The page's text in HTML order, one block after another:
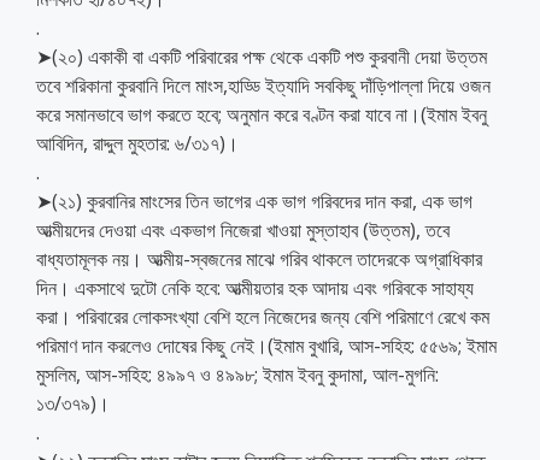
.
➤(২০) একাকী বা একটি পরিবারের পক্ষ থেকে একটি পশু কুরবানী দেয়া উত্তম
তবে শরিকানা কুরবানি দিলে মাংস,হাড্ডি ইত্যাদি সবকিছু দাঁড়িপাল্লা দিয়ে ওজন
করে সমানভাবে ভাগ করতে হবে; অনুমান করে বণ্টন করা যাবে না।(ইমাম ইবনু
আবিদিন, রাদ্দুল মুহতার: ৬/৩১৭)।
.
➤(২১) কুরবানির মাংসের তিন ভাগের এক ভাগ গরিবদের দান করা, এক ভাগ
আত্মীয়দের দেওয়া এবং একভাগ নিজেরা খাওয়া মুস্তাহাব (উত্তম), তবে
বাধ্যতামূলক নয়। আত্মীয়-স্বজনের মাঝে গরিব থাকলে তাদেরকে অগ্রাধিকার
দিন। একসাথে দুটো নেকি হবে: আত্মীয়তার হক আদায় এবং গরিবকে সাহায্য
করা। পরিবারের লোকসংখ্যা বেশি হলে নিজেদের জন্য বেশি পরিমাণে রেখে কম
পরিমাণ দান করলেও দোষের কিছু নেই।(ইমাম বুখারি, আস-সহিহ: ৫৫৬৯; ইমাম
মুসলিম, আস-সহিহ: ৪৯৯৭ ও ৪৯৯৮; ইমাম ইবনু কুদামা, আল-মুগনি:
১৩/৩৭৯)।
.